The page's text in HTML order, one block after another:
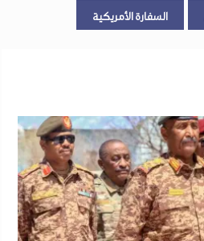
السفارة الأمريكية